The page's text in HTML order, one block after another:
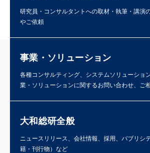
研究員・コンサルタントへの取材・執筆・講演
やご依頼
事業・ソリューション
各種コンサルティング、システムソリューショ
業・ソリューションに関するお問い合わせ、ご
大和総研全般
ニュースリリース、会社情報、採用、パブリシ
籍・刊行物）など